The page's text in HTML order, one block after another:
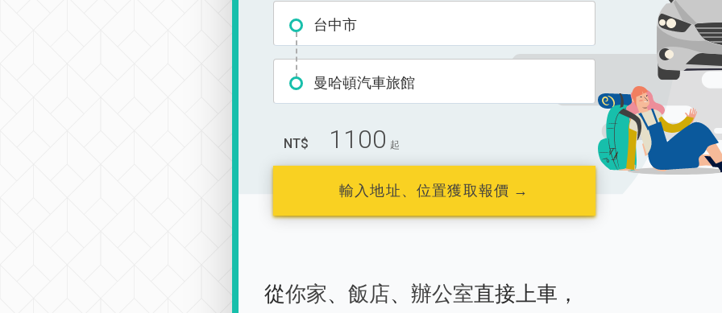
台中市
曼哈頓汽車旅館
NT$ 1100 起
輸入地址、位置獲取報價 →
從你家、 飯店、 辦公室直接上車，